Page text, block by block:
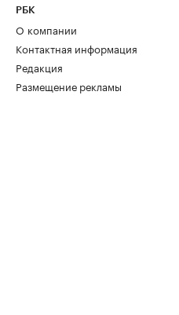
РБК
О компании
Контактная информация
Редакция
Размещение рекламы